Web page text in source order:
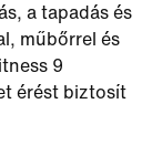
a tapadás és
műbőrrel és
9
érést biztosít